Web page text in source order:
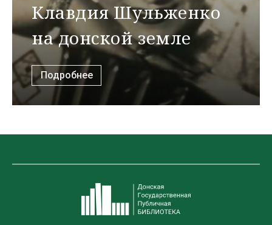
Клавдия Шульженко
на донской земле
Подробнее